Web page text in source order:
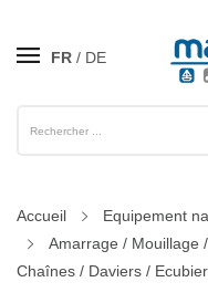
FR DE
Accueil Equipement
Amarrage / Mouillage
Chaînes / Daviers /